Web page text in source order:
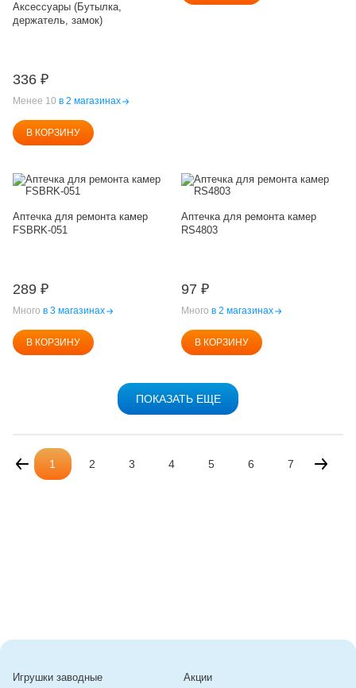
Аксессуары (Бутылка,
держатель, замок)
336 ₽
Менее 10 в 2 магазинах
В КОРЗИНУ
Аптечка для ремонта камер
FSBRK-051
289 ₽
Много в 3 магазинах
В КОРЗИНУ
Аптечка для ремонта камер
RS4803
97 ₽
Много в 2 магазинах
В КОРЗИНУ
ПОКАЗАТЬ ЕЩЕ
1 2 3 4 5 6 7
Игрушки заводные Акции